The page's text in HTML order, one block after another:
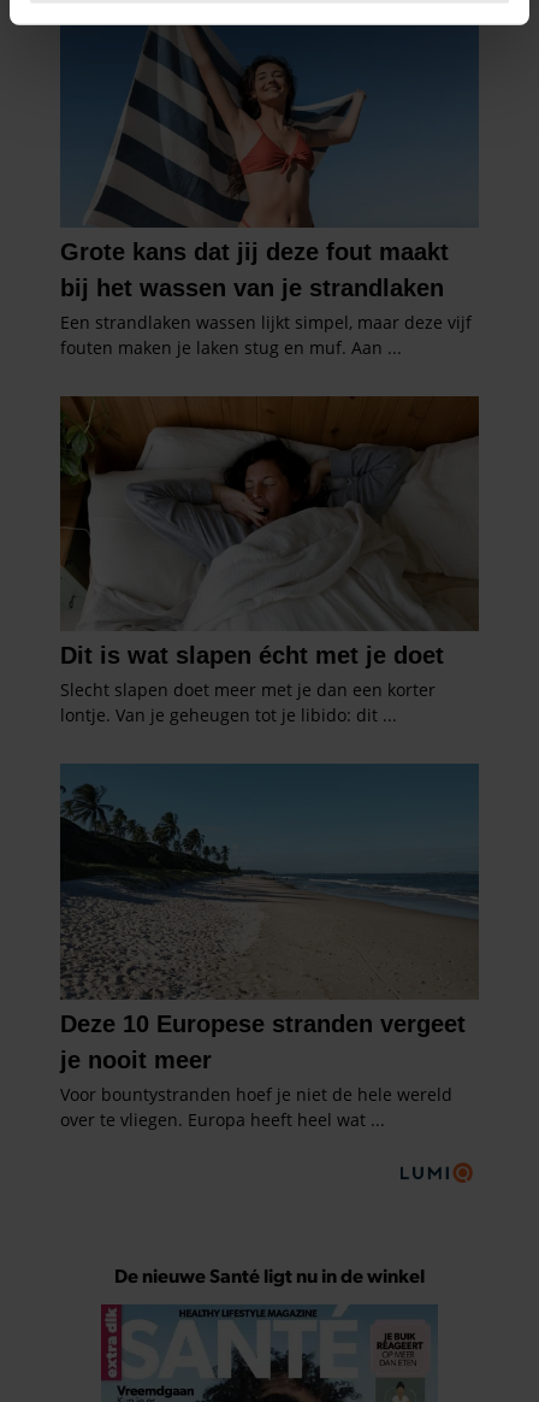
intrekken in de Cookieverklaring.
We gebruiken cookies om content en advertenties te
personaliseren, om functies voor social media te bieden
en om ons websiteverkeer te analyseren. Ook delen we
informatie over uw gebruik van onze site met onze
partners voor social media, adverteren en analyse. Deze
partners kunnen deze gegevens combineren met andere
informatie die u aan ze heeft verstrekt of die ze hebben
verzameld op basis van uw gebruik van hun services. U
gaat akkoord met onze cookies als u onze website blijft
gebruiken.
De nieuwe Santé ligt nu in de winkel